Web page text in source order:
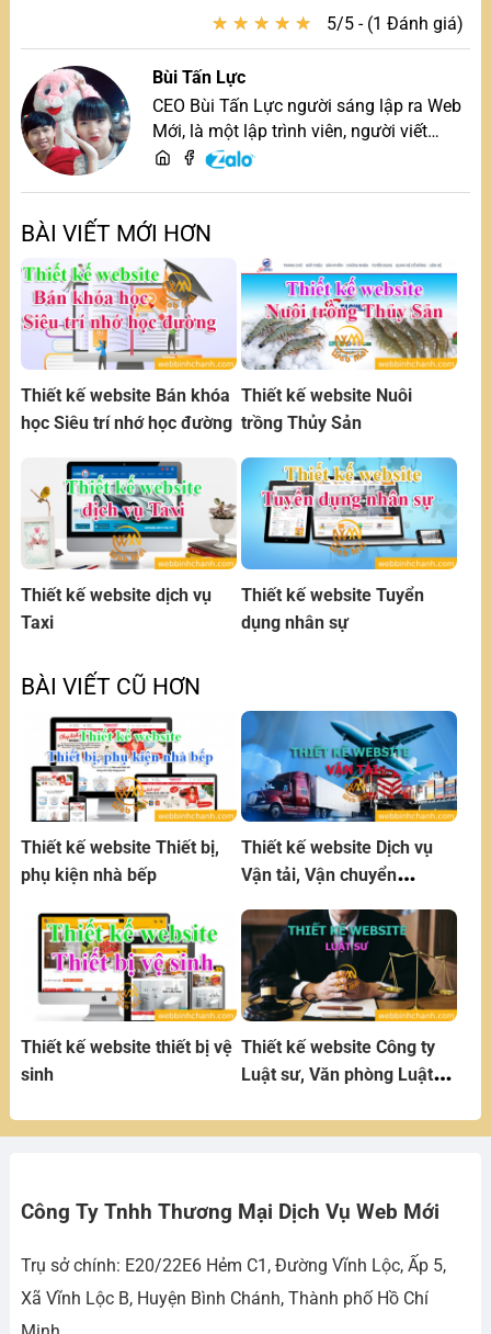
★ ★ ★ ★ ★
★ ★ ★ ★ ★ 5/5 - (1 Đánh giá)
Bùi Tấn Lực
CEO Bùi Tấn Lực người sáng lập ra Web
Mới, là một lập trình viên, người viết
content, chuyên tư vấn các vấn đề về
BÀI VIẾT MỚI HƠN
Thiết kế website Bán khóa
học Siêu trí nhớ học đường
Thiết kế website Nuôi
trồng Thủy Sản
Thiết kế website dịch vụ
Taxi
Thiết kế website Tuyển
dụng nhân sự
BÀI VIẾT CŨ HƠN
Thiết kế website Thiết bị,
phụ kiện nhà bếp
Thiết kế website Dịch vụ
Vận tải, Vận chuyển
Thiết kế website thiết bị vệ
sinh
Thiết kế website Công ty
Luật sư, Văn phòng Luật
Công Ty Tnhh Thương Mại Dịch Vụ Web Mới
Trụ sở chính: E20/22E6 Hẻm C1, Đường Vĩnh Lộc, Ấp 5,
Xã Vĩnh Lộc B, Huyện Bình Chánh, Thành phố Hồ Chí